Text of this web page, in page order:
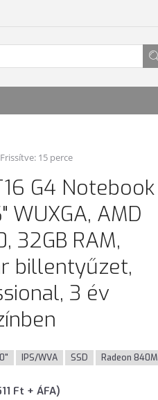
Frissítve: 15 perce
G4 Notebook
WUXGA, AMD
32GB RAM,
billentyűzet,
3 év
IPS/WVA SSD Radeon 840M
Ft + ÁFA)